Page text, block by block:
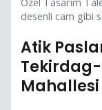
desenli cam gibi
Atik
Mahallesi